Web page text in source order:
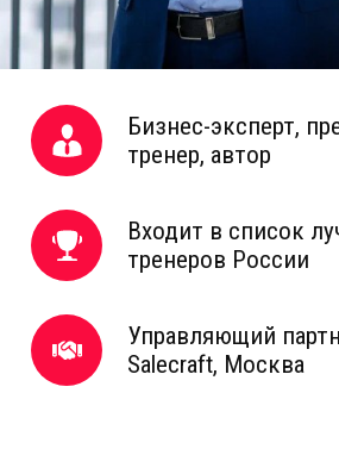
Бизнес-эксперт,
тренер, автор
Входит в список
тренеров России
Управляющий
Salecraft, Москва